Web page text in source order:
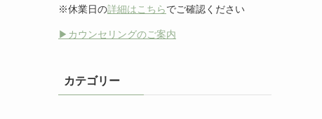
※休業日の詳細はこちらでご確認ください
▶︎カウンセリングのご案内
カテゴリー